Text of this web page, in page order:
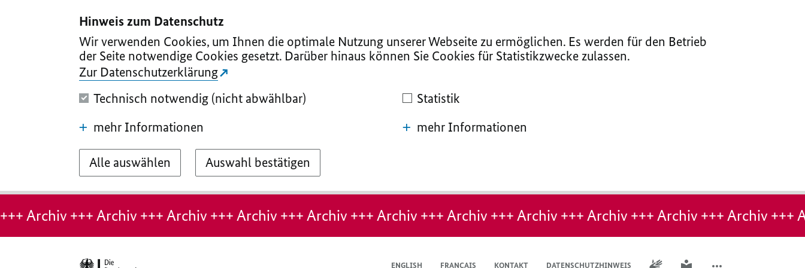
Hinweis zum Datenschutz
Wir verwenden Cookies, um Ihnen die optimale Nutzung unserer Webseite zu ermöglichen. Es werden für den Betrieb
der Seite notwendige Cookies gesetzt. Darüber hinaus können Sie Cookies für Statistikzwecke zulassen.
Zur Datenschutzerklärung
Technisch notwendig (nicht abwählbar)
mehr Informationen
Statistik
mehr Informationen
Alle auswählen Auswahl bestätigen
Hinweis:
Seite
+++ Archiv +++ Archiv +++ Archiv +++ Archiv +++ Archiv +++ Archiv +++ Archiv +++ Archiv +++ Archiv +++ Archiv +++ Archiv
ENGLISH FRANÇAIS KONTAKT DATENSCHUTZHINWEIS GEBÄRDENSPRACHE
LEICHTE SPRACHE